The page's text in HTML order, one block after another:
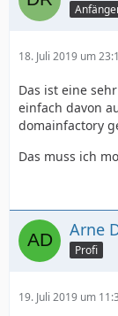
18. Juli 2019 um
Das ist eine
einfach davon
domainfactory
Das muss ich
Arne
Profi
19. Juli 2019 um